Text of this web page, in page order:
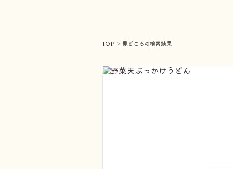
TOP 見どころの検索結果